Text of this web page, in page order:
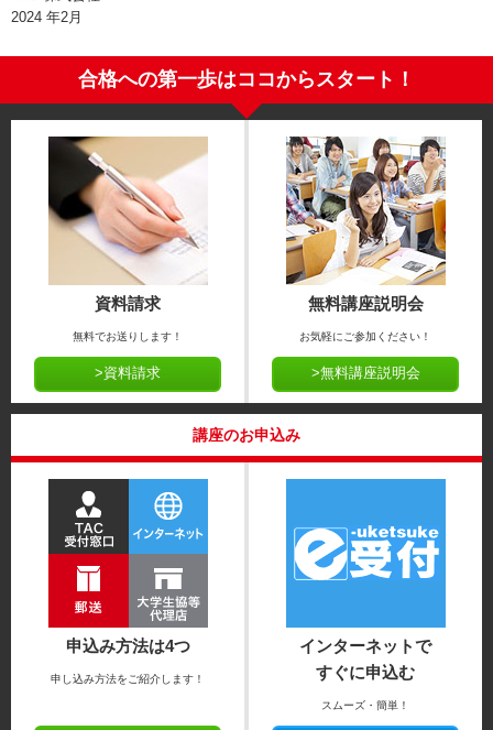
2024 年2月
合格への第一歩はココからスタート！
資料請求
無料でお送りします！
>資料請求
無料講座説明会
お気軽にご参加ください！
>無料講座説明会
講座のお申込み
申込み方法は4つ
申し込み方法をご紹介します！
インターネットで
すぐに申込む
スムーズ・簡単！